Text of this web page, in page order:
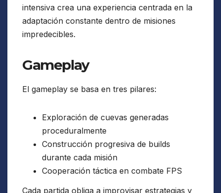
intensiva crea una experiencia centrada en la
adaptación constante dentro de misiones
impredecibles.
Gameplay
El gameplay se basa en tres pilares:
Exploración de cuevas generadas
proceduralmente
Construcción progresiva de builds
durante cada misión
Cooperación táctica en combate FPS
Cada partida obliga a improvisar estrategias y